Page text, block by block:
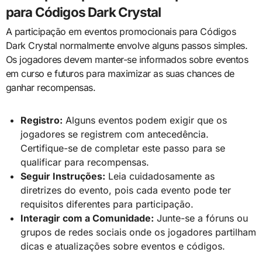
para Códigos Dark Crystal
A participação em eventos promocionais para Códigos
Dark Crystal normalmente envolve alguns passos simples.
Os jogadores devem manter-se informados sobre eventos
em curso e futuros para maximizar as suas chances de
ganhar recompensas.
Registro: Alguns eventos podem exigir que os
jogadores se registrem com antecedência.
Certifique-se de completar este passo para se
qualificar para recompensas.
Seguir Instruções: Leia cuidadosamente as
diretrizes do evento, pois cada evento pode ter
requisitos diferentes para participação.
Interagir com a Comunidade: Junte-se a fóruns ou
grupos de redes sociais onde os jogadores partilham
dicas e atualizações sobre eventos e códigos.